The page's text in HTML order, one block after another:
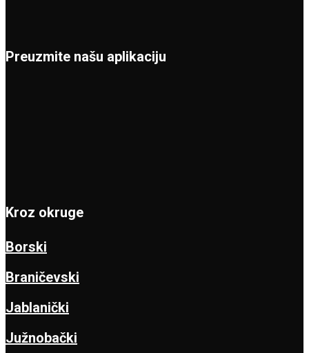
Preuzmite našu aplikaciju
Kroz okruge
Borski
Braničevski
Jablanički
Južnobački